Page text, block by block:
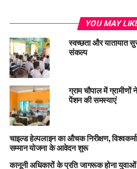
YOU MAY
स्वच्छता और यातायात
संकल्प
ग्राम चौपाल में
पेंशन की समस्याएं
चाइल्ड हेल्पलाइन का औचक निरीक्षण,
सम्मान योजना के आवेदन शुरू
कानूनी अधिकारों के प्रति जागरूक होना